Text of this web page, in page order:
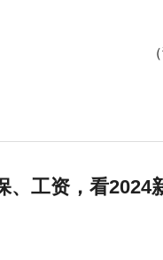
、工资，看2024